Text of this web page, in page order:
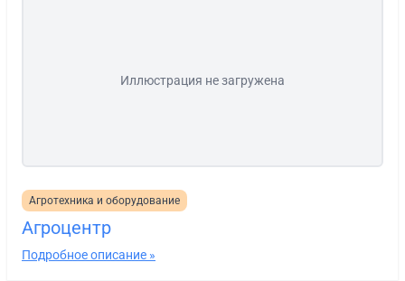
Иллюстрация не загружена
Агротехника и оборудование
Агроцентр
Подробное описание »